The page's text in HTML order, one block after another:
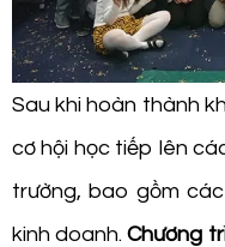
Sau khi hoàn thành
cơ hội học tiếp lên
trường, bao gồm
kinh doanh.Chương